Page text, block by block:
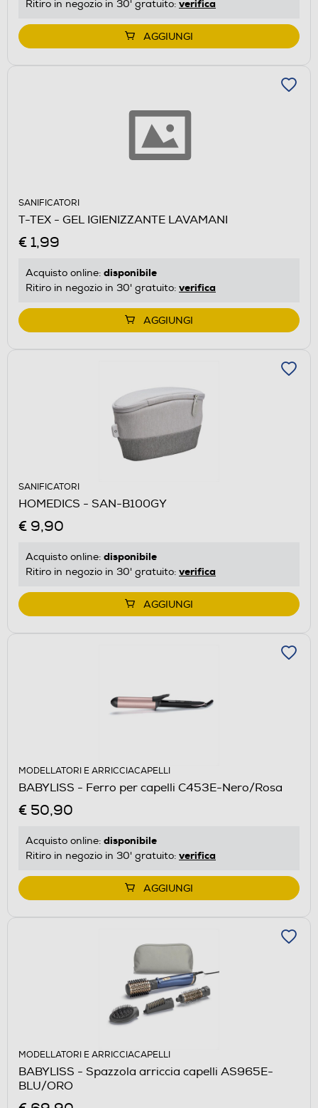
Ritiro in negozio in 30' gratuito: verifica
AGGIUNGI
SANIFICATORI
T-TEX - GEL IGIENIZZANTE LAVAMANI
€ 1,99
Acquisto online: disponibile
Ritiro in negozio in 30' gratuito: verifica
AGGIUNGI
SANIFICATORI
HOMEDICS - SAN-B100GY
€ 9,90
Acquisto online: disponibile
Ritiro in negozio in 30' gratuito: verifica
AGGIUNGI
MODELLATORI E ARRICCIACAPELLI
BABYLISS - Ferro per capelli C453E-Nero/Rosa
€ 50,90
Acquisto online: disponibile
Ritiro in negozio in 30' gratuito: verifica
AGGIUNGI
MODELLATORI E ARRICCIACAPELLI
BABYLISS - Spazzola arriccia capelli AS965E-
BLU/ORO